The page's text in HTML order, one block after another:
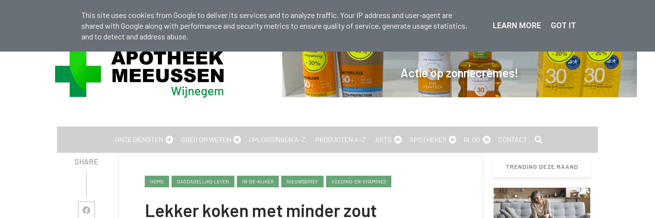
info@apotheekmeeussen.be +32 (0)33 536 131
medicatieschema kan je leven redden! Actie op zonnecrèmes!
ONZE DIENSTEN GOED OM WETEN OPLOSSINGEN A-Z PRODUCTEN A-Z ARTS APOTHEKER BLOG CONTACT
SHARE
HOME DAGDAGELIJKS-LEVEN IN-DE-KIJKER NIEUWSBRIEF VOEDING-EN-VITAMINES
Lekker koken met minder zout
TRENDING DEZE MAAND
This site uses cookies from Google to deliver its services and to analyze traffic. Your IP address and user-agent are
shared with Google along with performance and security metrics to ensure quality of service, generate usage statistics,
and to detect and address abuse.
LEARN MORE GOT IT